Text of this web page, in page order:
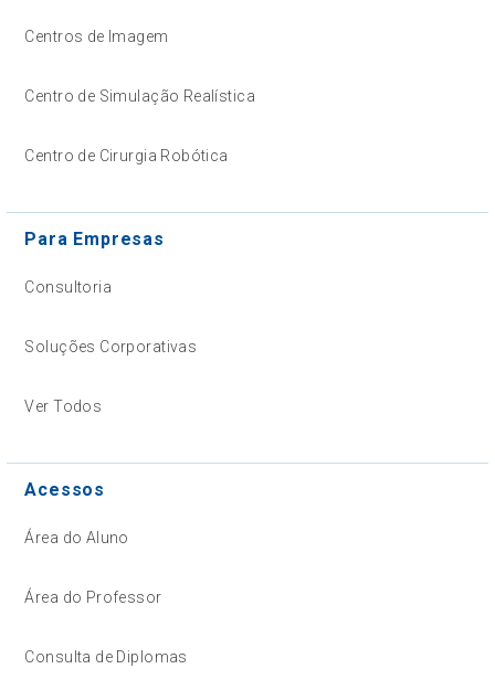
Centros de Imagem
Centro de Simulação Realística
Centro de Cirurgia Robótica
Para Empresas
Consultoria
Soluções Corporativas
Ver Todos
Acessos
Área do Aluno
Área do Professor
Consulta de Diplomas